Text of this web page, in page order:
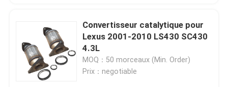
Vidéos
À propos de nous
Convertisseur catalytique pour
Lexus 2001-2010 LS430 SC430
4.3L
MOQ：50 morceaux (Min. Order)
Prix：negotiable